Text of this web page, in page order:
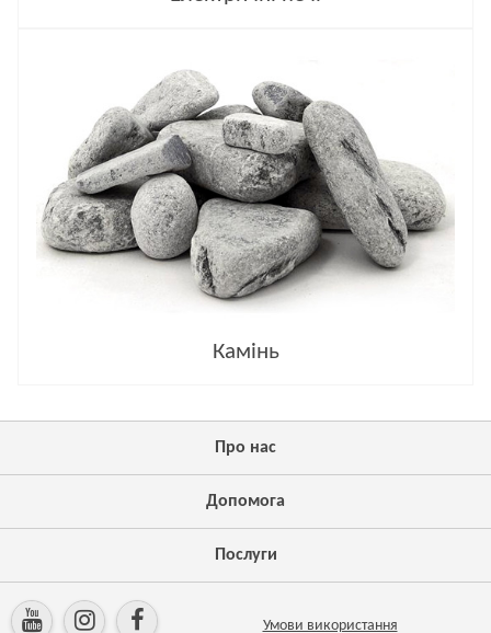
Камінь
Про нас
Допомога
Послуги
Умови використання